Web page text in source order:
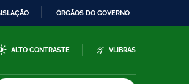
ÓRGÃOS DO GOVERNO
ALTO CONTRASTE VLIBRAS